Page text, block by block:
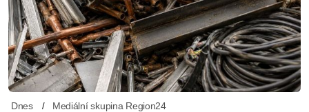
Dnes Mediální skupina Region24